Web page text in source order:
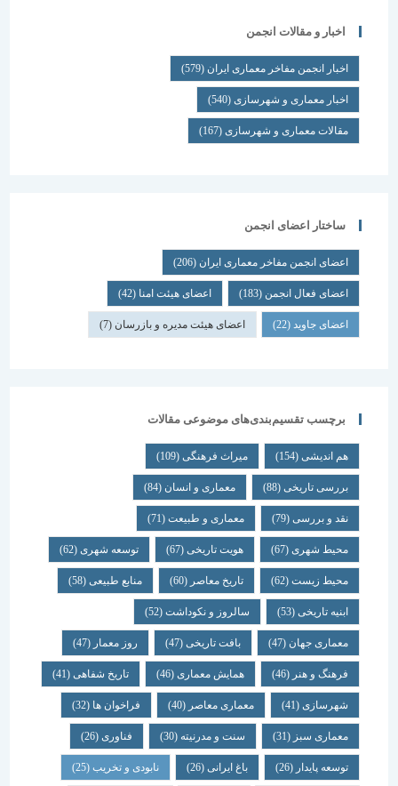
اخبار و مقالات انجمن
اخبار انجمن مفاخر معماری ایران (579)
اخبار معماری و شهرسازی(540)
مقالات معماری و شهرسازی(167)
ساختار اعضای انجمن
اعضای انجمن مفاخر معماری ایران (206)
اعضای فعال انجمن(183) اعضای هیئت امنا(42)
اعضای جاوید(22) اعضای هیئت مدیره و بازرسان(7)
برچسب تقسیم‌بندی‌های موضوعی مقالات
هم اندیشی (154) میراث فرهنگی (109)
بررسی تاریخی (88) معماری و انسان (84)
نقد و بررسی (79) معماری و طبیعت (71)
محیط شهری(67) هویت تاریخی(67) توسعه شهری(62)
محیط زیست(62) تاریخ معاصر(60) منابع طبیعی(58)
ابنیه تاریخی(53) سالروز و نکوداشت(52)
معماری جهان (47) بافت تاریخی(47) روز معمار(47)
فرهنگ و هنر(46) همایش معماری (46) تاریخ شفاهی (41)
شهرسازی(41) معماری معاصر(40) فراخوان ها (32)
معماری سبز(31) سنت و مدرنیته(30) فناوری (26)
توسعه پایدار(26) باغ ایرانی(26) نابودی و تخریب(25)